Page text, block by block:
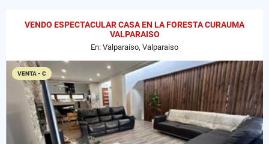
VENDO ESPECTACULAR CASA EN LA FORESTA CURAUMA
VALPARAISO
En: Valparaíso, Valparaiso
VENTA - C